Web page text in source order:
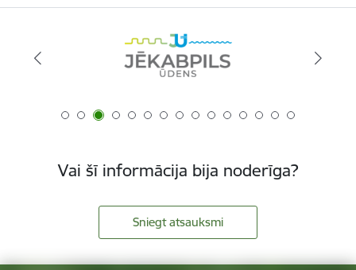
Vai šī informācija bija noderīga?
Sniegt atsauksmi